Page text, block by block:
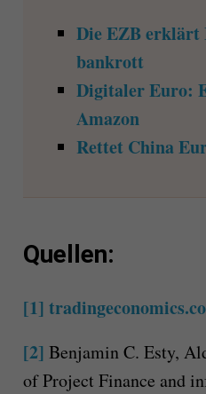
Die EZB erklärt
bankrott
Digitaler Euro:
Amazon
Rettet China
Quellen:
[1]
[2] Benjamin C. Esty,
of Project Finance and